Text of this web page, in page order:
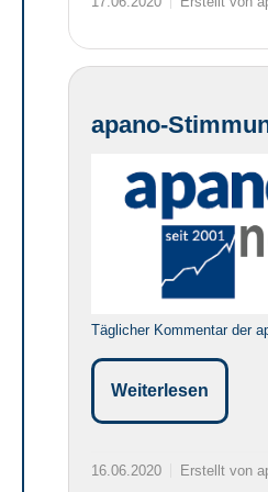
apano-
Täglicher Kommentar der
Weiterlesen
16.06.2020 Erstellt von